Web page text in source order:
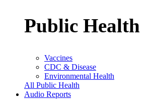
Public Health
Vaccines
CDC & Disease
Environmental Health
All Public Health
Audio Reports